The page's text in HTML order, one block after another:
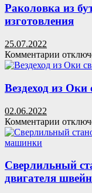
своими
руками:
фото
Раколовка из
изготовления
25.07.2022
Комментарии к
записи
из
Вездеход из
02.06.2022
Комментарии к
записи
Оки
своими
руками
Сверлильный
двигателя